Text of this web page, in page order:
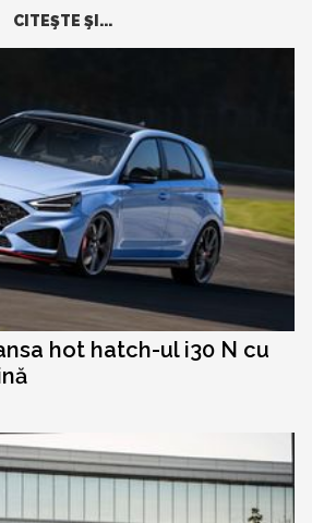
CITEŞTE ŞI...
hot hatch-ul i30 N cu